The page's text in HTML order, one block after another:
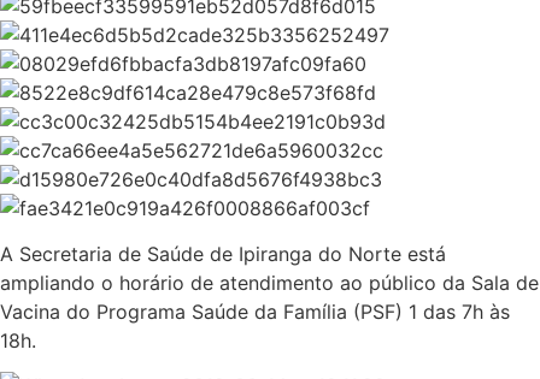
A Secretaria de Saúde de Ipiranga do Norte está
ampliando o horário de atendimento ao público da Sala de
Vacina do Programa Saúde da Família (PSF) 1 das 7h às
18h.